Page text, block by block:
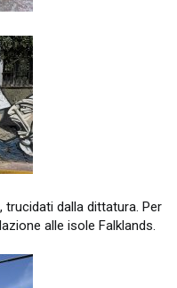
dalla dittatura. Per
alle isole Falklands.